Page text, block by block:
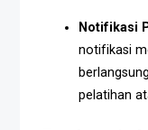
Notifikasi
notifikasi
pelatihan